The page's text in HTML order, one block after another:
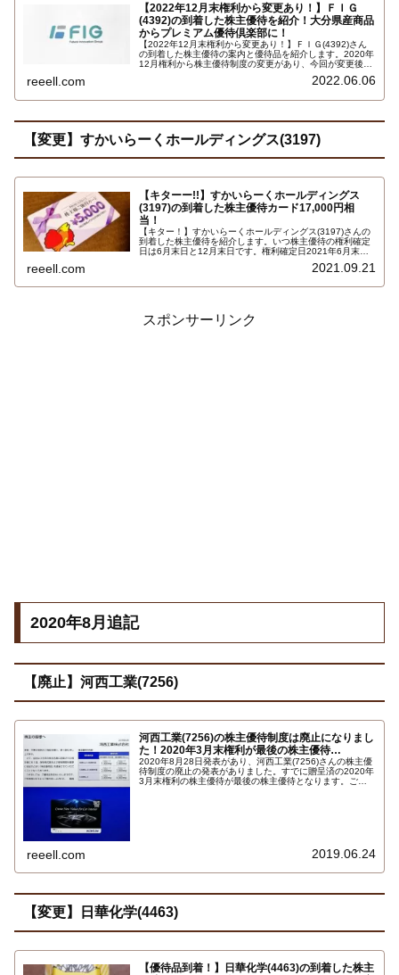
【2022年12月末権利から変更あり！】ＦＩＧ
(4392)の到着した株主優待を紹介！大分県産商品
からプレミアム優待倶楽部に！
【2022年12月末権利から変更あり！】ＦＩＧ(4392)さん
の到着した株主優待の案内と優待品を紹介します。2020年
12月権利から株主優待制度の変更があり、今回が変更後の
数1000株以上で、大分県産の商品4,000円相当を選択でき
reeell.com 2022.06.06
【変更】すかいらーくホールディングス(3197)
【キターー!!】すかいらーくホールディングス
(3197)の到着した株主優待カード17,000円相
当！
【キター！】すかいらーくホールディングス(3197)さんの
到着した株主優待を紹介します。いつ株主優待の権利確定
日は6月末日と12月末日です。権利確定日2021年6月末日
reeell.com 2021.09.21
スポンサーリンク
2020年8月追記
【廃止】河西工業(7256)
河西工業(7256)の株主優待制度は廃止になりまし
た！2020年3月末権利が最後の株主優待…
2020年8月28日発表があり、河西工業(7256)さんの株主優
待制度の廃止の発表がありました。すでに贈呈済の2020年
3月末権利の株主優待が最後の株主優待となります。ご注
reeell.com 2019.06.24
【変更】日華化学(4463)
【優待品到着！】日華化学(4463)の到着した株主